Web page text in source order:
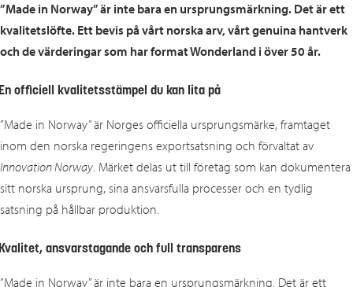
”Made in Norway” är inte bara en ursprungsmärkning. Det är ett
kvalitetslöfte. Ett bevis på vårt norska arv, vårt genuina hantverk
och de värderingar som har format Wonderland i över 50 år.
officiell kvalitetsstämpel du kan lita på
”Made in Norway” är Norges officiella ursprungsmärke, framtaget
inom den norska regeringens exportsatsning och förvaltat av
Innovation Norway. Märket delas ut till företag som kan dokumentera
sitt norska ursprung, sina ansvarsfulla processer och en tydlig
satsning på hållbar produktion.
ansvarstagande och full transparens
”Made in Norway” är inte bara en ursprungsmärkning. Det är ett